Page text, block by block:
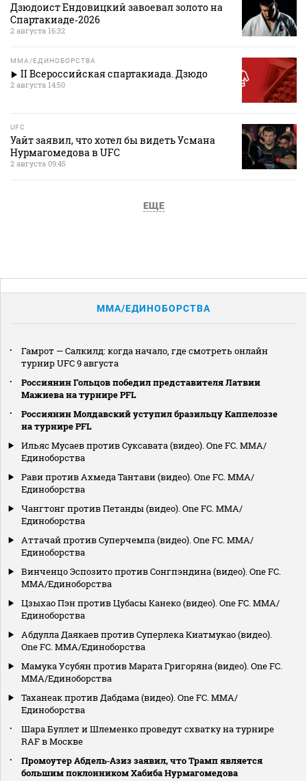
Дзюдоист Ендовицкий завоевал золото на
Спартакиаде‑2026
2 августа 16:32
MMA/ЕДИНОБОРСТВА
II Всероссийская спартакиада. Дзюдо
2 августа 14:50
UFC
Уайт заявил, что хотел бы видеть Усмана
Нурмагомедова в UFC
2 августа 09:45
ЕЩЕ
MMA/ЕДИНОБОРСТВА
Гамрот — Салкилд: когда начало, где смотреть онлайн
турнир UFC 9 августа
Россиянин Гольцов победил представителя Латвии
Мажиева на турнире PFL
Россиянин Молдавский уступил бразильцу Каппелоззе
на турнире PFL
Ильяс Мусаев против Суксавата (видео). One FC. MMA/
Единоборства
Рави против Ахмеда Тантави (видео). One FC. MMA/
Единоборства
Чангтонг против Петанды (видео). One FC. MMA/
Единоборства
Аттачай против Суперчемпа (видео). One FC. MMA/
Единоборства
Винченцо Эспозито против Сонгпэндина (видео). One FC.
MMA/Единоборства
Цзыхао Пэн против Цубасы Канеко (видео). One FC. MMA/
Единоборства
Абдулла Даякаев против Суперлека Киатмукао (видео).
One FC. MMA/Единоборства
Мамука Усубян против Марата Григоряна (видео). One FC.
MMA/Единоборства
Таханеак против Дабдама (видео). One FC. MMA/
Единоборства
Шара Буллет и Шлеменко проведут схватку на турнире
RAF в Москве
Промоутер Абдель‑Азиз заявил, что Трамп является
большим поклонником Хабиба Нурмагомедова